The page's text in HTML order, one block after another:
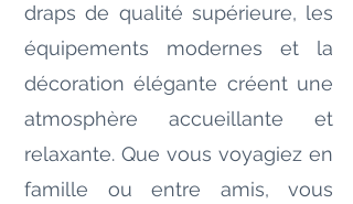
draps de qualité supérieure, les
équipements modernes et la
décoration élégante créent une
atmosphère accueillante et
relaxante. Que vous voyagiez en
famille ou entre amis, vous